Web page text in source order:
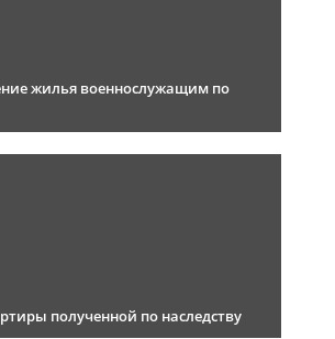
жилья военнослужащим по
полученной по наследству